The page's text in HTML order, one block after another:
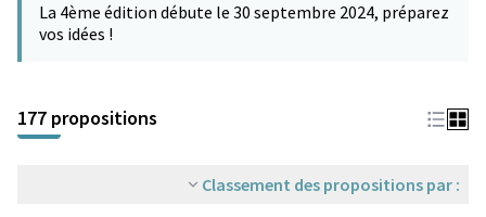
−
La 4ème édition débute le 30 septembre 2024, préparez
vos idées !
177 propositions
Classement des propositions par :